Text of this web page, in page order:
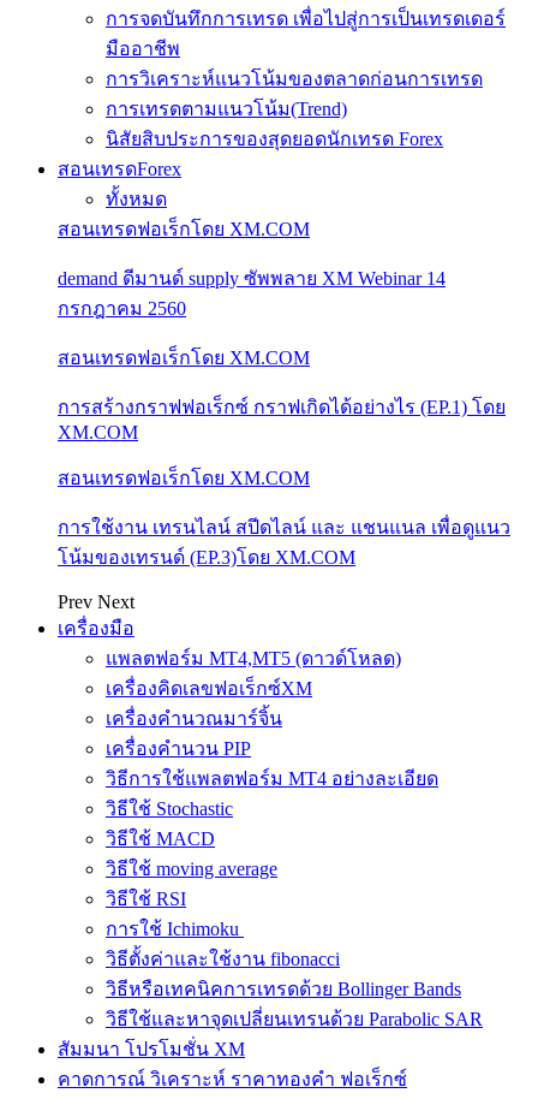
การจดบันทึกการเทรด เพื่อไปสู่การเป็นเทรดเดอร์
มืออาชีพ
การวิเคราะห์แนวโน้มของตลาดก่อนการเทรด
การเทรดตามแนวโน้ม(Trend)
นิสัยสิบประการของสุดยอดนักเทรด Forex
สอนเทรดForex
ทั้งหมด
สอนเทรดฟอเร็กโดย XM.COM
demand ดีมานด์ supply ซัพพลาย XM Webinar 14
กรกฎาคม 2560
สอนเทรดฟอเร็กโดย XM.COM
การสร้างกราฟฟอเร็กซ์ กราฟเกิดได้อย่างไร (EP.1) โดย
XM.COM
สอนเทรดฟอเร็กโดย XM.COM
การใช้งาน เทรนไลน์ สปีดไลน์ และ แชนแนล เพื่อดูแนว
โน้มของเทรนด์ (EP.3)โดย XM.COM
Prev Next
เครื่องมือ
แพลตฟอร์ม MT4,MT5 (ดาวด์โหลด)
เครื่องคิดเลขฟอเร็กซ์XM
เครื่องคำนวณมาร์จิ้น
เครื่องคำนวน PIP
วิธีการใช้แพลตฟอร์ม MT4 อย่างละเอียด
วิธีใช้ Stochastic
วิธีใช้ MACD
วิธีใช้ moving average
วิธีใช้ RSI
การใช้ Ichimoku
วิธีตั้งค่าและใช้งาน fibonacci
วิธีหรือเทคนิคการเทรดด้วย Bollinger Bands
วิธีใช้และหาจุดเปลี่ยนเทรนด้วย Parabolic SAR
สัมมนา โปรโมชั่น XM
คาดการณ์ วิเคราะห์ ราคาทองคำ ฟอเร็กซ์